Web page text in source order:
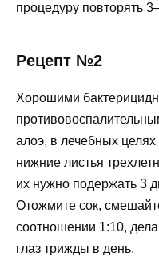
процедуру повторять
Рецепт №2
Хорошими
алоэ, в лечебных
нижние листья
их нужно подержать 3
Отожмите сок,
соотношении 1:10,
глаз трижды в день.